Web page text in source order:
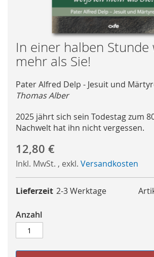
Skip
to
the
of
the
gallery
In einer halben Stunde
mehr als Sie!
Pater Alfred Delp - Jesuit und
Thomas Alber
2025 jährt sich sein Todestag zum
Nachwelt hat ihn nicht vergessen.
12,80 €
Inkl. MwSt. , exkl. Versandkosten
Lieferzeit 2-3 Werktage
Anzahl